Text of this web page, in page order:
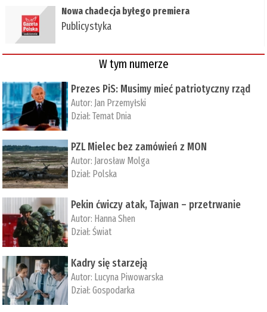
Nowa chadecja byłego premiera
Publicystyka
W tym numerze
Prezes PiS: Musimy mieć patriotyczny rząd
Autor: Jan Przemyłski
Dział:Temat Dnia
PZL Mielec bez zamówień z MON
Autor: Jarosław Molga
Dział: Polska
Pekin ćwiczy atak, Tajwan – przetrwanie
Autor: ­Hanna Shen
Dział:Świat
Kadry się starzeją
Autor: Lucyna Piwowarska
Dział:Gospodarka